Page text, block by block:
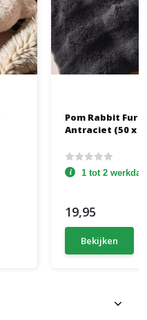
Pom Rabbit Fur
Antraciet (50 x
1 tot 2
19,95
Bekijken